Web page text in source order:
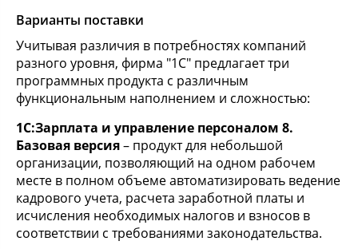
Варианты поставки
Учитывая различия в потребностях компаний
разного уровня, фирма "1С" предлагает три
программных продукта с различным
функциональным наполнением и сложностью:
1С:Зарплата и управление персоналом 8.
Базовая версия– продукт для небольшой
организации, позволяющий на одном рабочем
месте в полном объеме автоматизировать ведение
кадрового учета, расчета заработной платы и
исчисления необходимых налогов и взносов в
соответствии с требованиями законодательства.